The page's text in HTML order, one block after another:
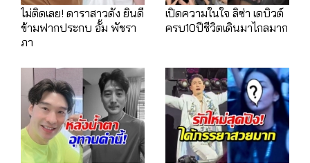
ไม่ติดเลย! ดาราสาวดัง ยินดี
ข้ามฟากประกบ อั้ม พัชรา
ภา
เปิดความในใจ ลิซ่า เดบิวต์
ครบ10ปีชีวิตเดินมาไกลมาก